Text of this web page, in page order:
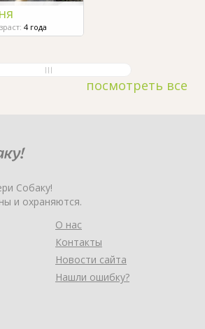
4 года
посмотреть все
Собаку!
и охраняются.
О нас
Контакты
Новости сайта
Нашли ошибку?